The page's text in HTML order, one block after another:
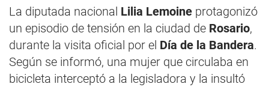
La diputada nacional Lilia Lemoine protagonizó
un episodio de tensión en la ciudad de Rosario,
durante la visita oficial por el Día de la Bandera.
Según se informó, una mujer que circulaba en
bicicleta interceptó a la legisladora y la insultó